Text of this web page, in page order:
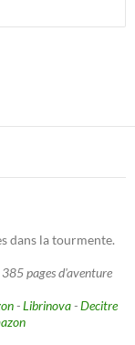
dans la tourmente.
pages d'aventure
-Librinova-Decitre